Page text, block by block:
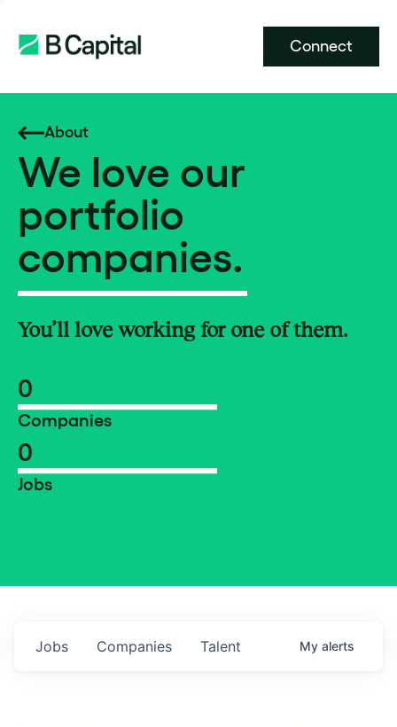
Connect
About
We love our
portfolio
companies.
You’ll love working for one of them.
0
Companies
0
Jobs
Jobs Companies Talent My alerts